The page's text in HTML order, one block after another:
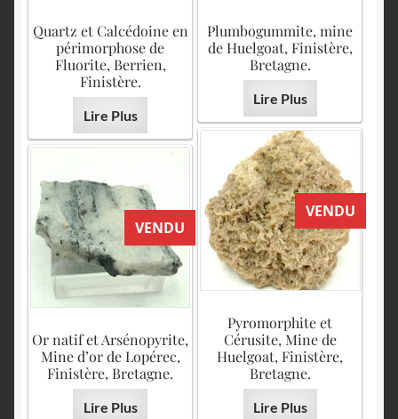
Quartz et Calcédoine en
périmorphose de
Fluorite, Berrien,
Finistère.
Lire Plus
Plumbogummite, mine
de Huelgoat, Finistère,
Bretagne.
Lire Plus
VENDU
Pyromorphite et
Cérusite, Mine de
Huelgoat, Finistère,
Bretagne.
Lire Plus
VENDU
Or natif et Arsénopyrite,
Mine d’or de Lopérec,
Finistère, Bretagne.
Lire Plus